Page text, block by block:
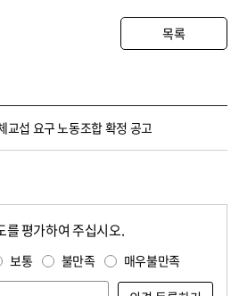
목록
교섭 요구 노동조합 확정 공고
를 평가하여 주십시오.
보통 불만족 매우불만족